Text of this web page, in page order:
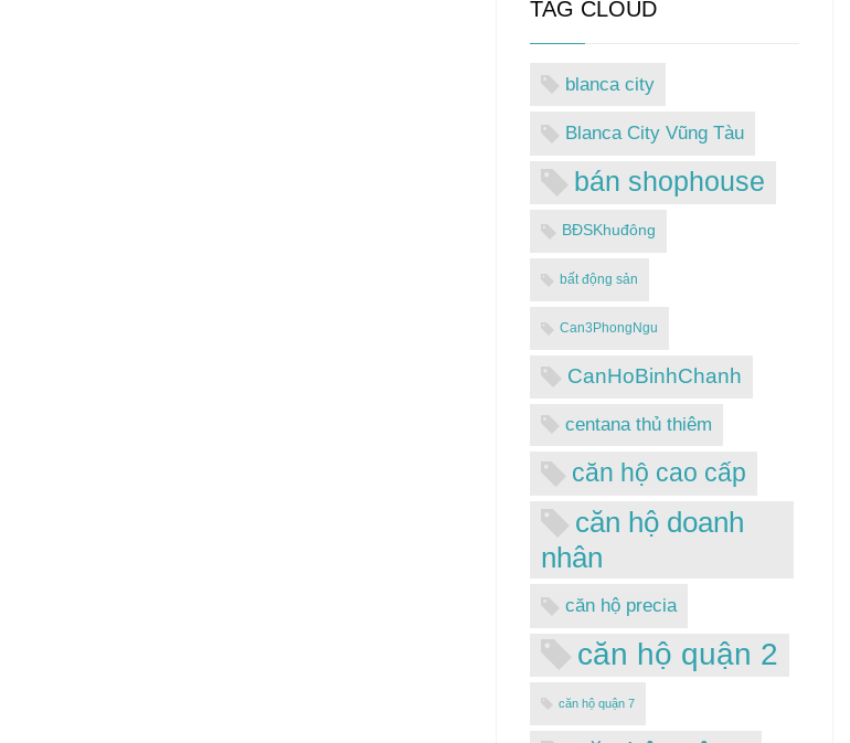
TAG CLOUD
blanca city
Blanca City Vũng Tàu
bán shophouse
BĐSKhuđông
bất động sản
Can3PhongNgu
CanHoBinhChanh
centana thủ thiêm
căn hộ cao cấp
căn hộ doanh
nhân
căn hộ precia
căn hộ quận 2
căn hộ quận 7